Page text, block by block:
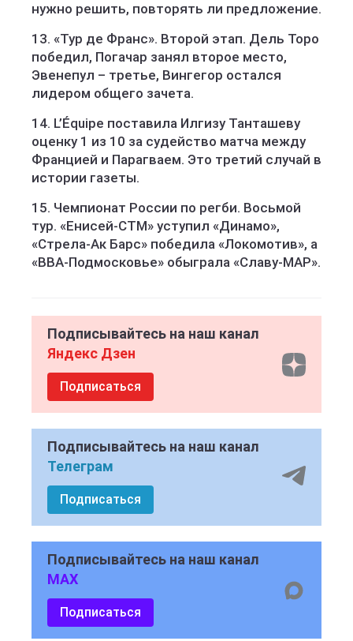
нужно решить, повторять ли предложение.
13. «Тур де Франс». Второй этап. Дель Торо
победил, Погачар занял второе место,
Эвенепул – третье, Вингегор остался
лидером общего зачета.
14. L’Équipe поставила Илгизу Танташеву
оценку 1 из 10 за судейство матча между
Францией и Парагваем. Это третий случай в
истории газеты.
15. Чемпионат России по регби. Восьмой
тур. «Енисей-СТМ» уступил «Динамо»,
«Стрела-Ак Барс» победила «Локомотив», а
«ВВА-Подмосковье» обыграла «Славу-МАР».
Подписывайтесь на наш канал
Яндекс Дзен
Подписаться
Подписывайтесь на наш канал
Телеграм
Подписаться
Подписывайтесь на наш канал
MAX
Подписаться